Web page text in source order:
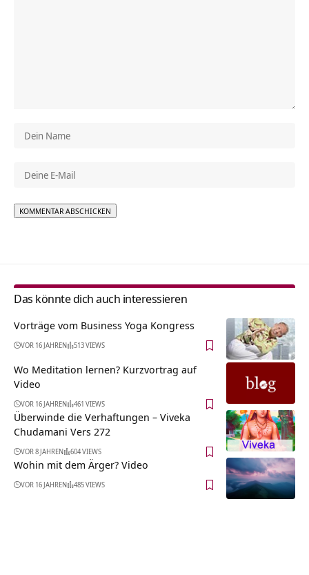
Das könnte dich auch interessieren
Vorträge vom Business Yoga Kongress
VOR 16 JAHREN 513 VIEWS
Wo Meditation lernen? Kurzvortrag auf
Video
VOR 16 JAHREN 461 VIEWS
Überwinde die Verhaftungen – Viveka
Chudamani Vers 272
VOR 8 JAHREN 604 VIEWS
Wohin mit dem Ärger? Video
VOR 16 JAHREN 485 VIEWS